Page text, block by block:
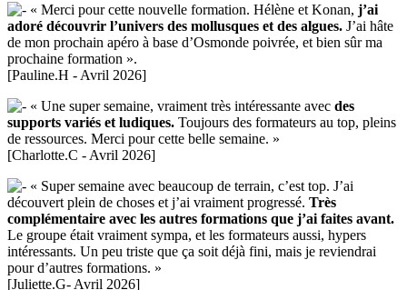
« Merci pour cette nouvelle formation. Hélène et Konan, j’ai
adoré découvrir l’univers des mollusques et des algues. J’ai hâte
de mon prochain apéro à base d’Osmonde poivrée, et bien sûr ma
prochaine formation ».
[Pauline.H - Avril 2026]
« Une super semaine, vraiment très intéressante avec des
supports variés et ludiques. Toujours des formateurs au top, pleins
de ressources. Merci pour cette belle semaine. »
[Charlotte.C - Avril 2026]
« Super semaine avec beaucoup de terrain, c’est top. J’ai
découvert plein de choses et j’ai vraiment progressé. Très
complémentaire avec les autres formations que j’ai faites avant.
Le groupe était vraiment sympa, et les formateurs aussi, hypers
intéressants. Un peu triste que ça soit déjà fini, mais je reviendrai
pour d’autres formations. »
[Juliette.G- Avril 2026]